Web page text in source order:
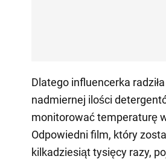
Dlatego influencerka
nadmiernej ilości
monitorować temperaturę
Odpowiedni film, który
kilkadziesiąt tysięcy razy,